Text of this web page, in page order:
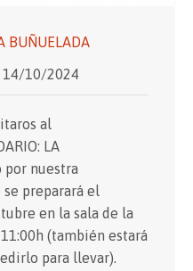
BUÑUELADA
| 14/10/2024
al
LA
por nuestra
se preparará el
en la sala de la
(también estará
para llevar).